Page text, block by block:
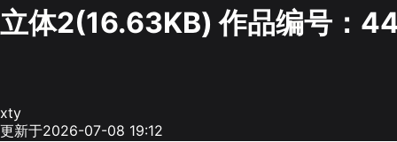
立体2(16.63KB)作品编号：
xty
更新于2026-07-08 19:12